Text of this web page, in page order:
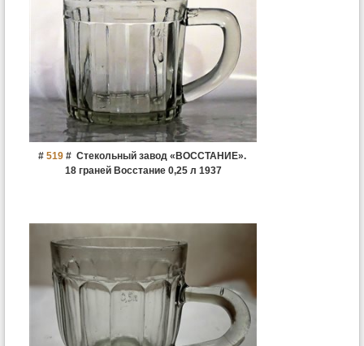
# 519# Стекольный завод «ВОССТАНИЕ».
18 граней Восстание 0,25 л 1937